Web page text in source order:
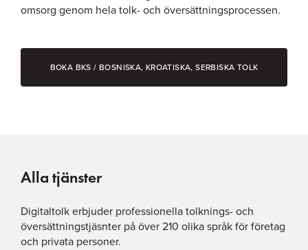
omsorg genom hela tolk- och översättningsprocessen.
BOKA BKS / BOSNISKA, KROATISKA, SERBISKA TOLK
Alla tjänster
Digitaltolk erbjuder professionella tolknings- och
översättningstjäsnter på över 210 olika språk för företag
och privata personer.